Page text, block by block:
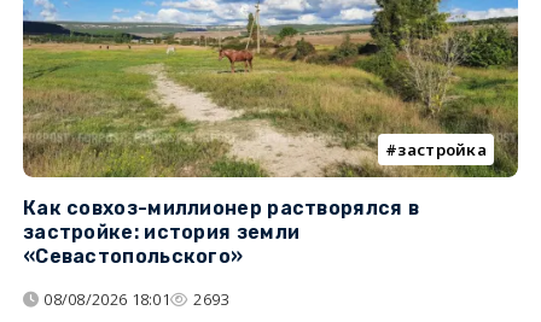
застройка
Как совхоз-миллионер растворялся в
застройке: история земли
«Севастопольского»
08/08/2026 18:01 2693